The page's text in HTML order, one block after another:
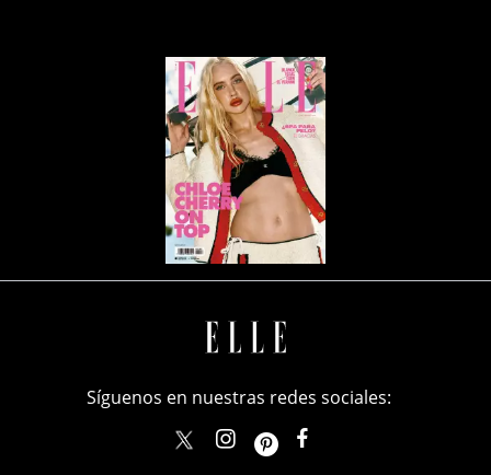
Síguenos en nuestras redes sociales:
elle_mexicoellemexico